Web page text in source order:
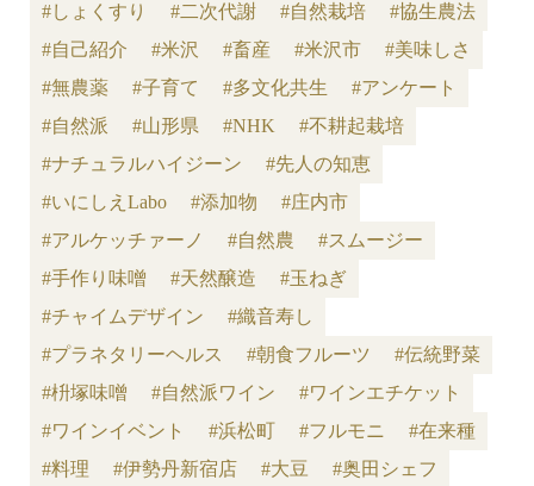
#しょくすり
#二次代謝 #自然栽培
#協生農法
#自己紹介
#米沢 #畜産 #米沢市
#美味しさ
#無農薬
#子育て #多文化共生
#アンケート
#自然派
#山形県 #NHK
#不耕起栽培
#ナチュラルハイジーン
#先人の知恵
#いにしえLabo
#添加物
#庄内市
#アルケッチァーノ
#自然農
#スムージー
#手作り味噌
#天然醸造
#玉ねぎ
#チャイムデザイン
#織音寿し
#プラネタリーヘルス
#朝食フルーツ
#伝統野菜
#枡塚味噌
#自然派ワイン
#ワインエチケット
#ワインイベント
#浜松町 #フルモニ
#在来種
#料理
#伊勢丹新宿店 #大豆 #奥田シェフ